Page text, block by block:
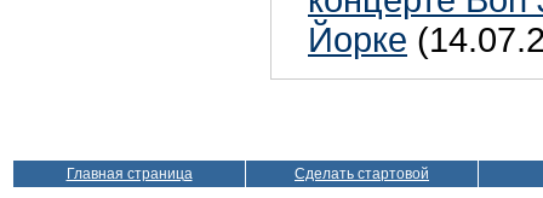
Йорке
Главная страница Сделать стартовой